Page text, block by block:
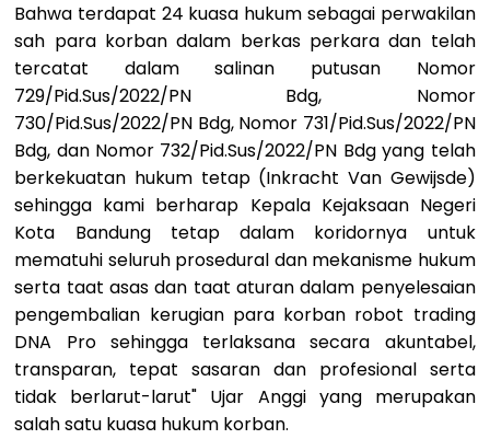
Bahwa terdapat 24 kuasa hukum sebagai perwakilan
sah para korban dalam berkas perkara dan telah
tercatat dalam salinan putusan Nomor
729/Pid.Sus/2022/PN Bdg, Nomor
730/Pid.Sus/2022/PN Bdg, Nomor 731/Pid.Sus/2022/PN
Bdg, dan Nomor 732/Pid.Sus/2022/PN Bdg yang telah
berkekuatan hukum tetap (Inkracht Van Gewijsde)
sehingga kami berharap Kepala Kejaksaan Negeri
Kota Bandung tetap dalam koridornya untuk
mematuhi seluruh prosedural dan mekanisme hukum
serta taat asas dan taat aturan dalam penyelesaian
pengembalian kerugian para korban robot trading
DNA Pro sehingga terlaksana secara akuntabel,
transparan, tepat sasaran dan profesional serta
tidak berlarut-larut" Ujar Anggi yang merupakan
salah satu kuasa hukum korban.